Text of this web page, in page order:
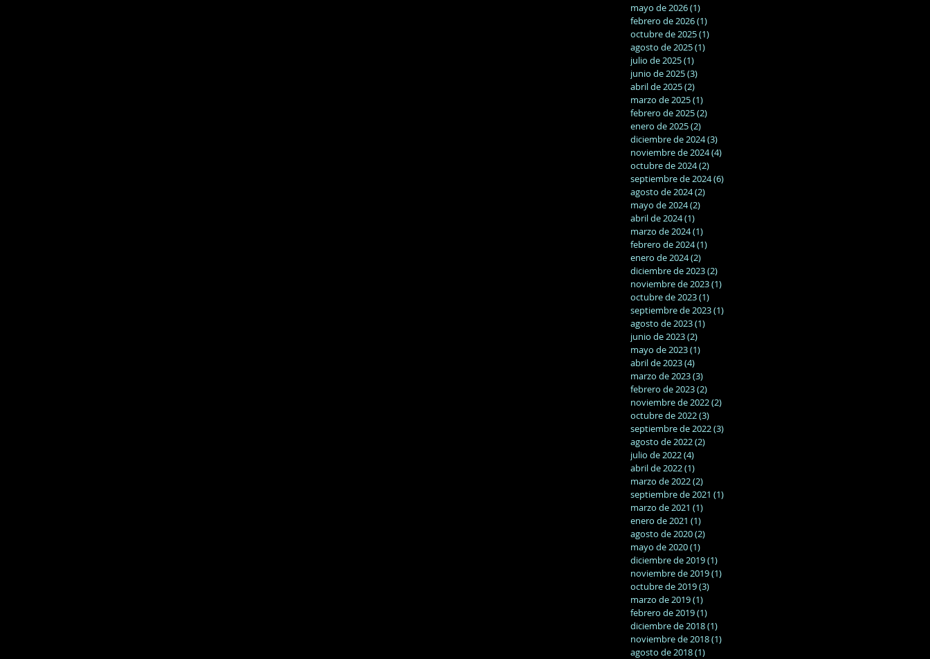
mayo de 2026(1)
febrero de 2026(1)
octubre de 2025(1)
agosto de 2025(1)
julio de 2025(1)
junio de 2025(3)
abril de 2025(2)
marzo de 2025(1)
febrero de 2025(2)
enero de 2025(2)
diciembre de 2024(3)
noviembre de 2024(4)
octubre de 2024(2)
septiembre de 2024(6)
agosto de 2024(2)
mayo de 2024(2)
abril de 2024(1)
marzo de 2024(1)
febrero de 2024(1)
enero de 2024(2)
diciembre de 2023(2)
noviembre de 2023(1)
octubre de 2023(1)
septiembre de 2023(1)
agosto de 2023(1)
junio de 2023(2)
mayo de 2023(1)
abril de 2023(4)
marzo de 2023(3)
febrero de 2023(2)
noviembre de 2022(2)
octubre de 2022(3)
septiembre de 2022(3)
agosto de 2022(2)
julio de 2022(4)
abril de 2022(1)
marzo de 2022(2)
septiembre de 2021 (1)
marzo de 2021 (1)
enero de 2021 (1)
agosto de 2020(2)
mayo de 2020(1)
diciembre de 2019(1)
noviembre de 2019(1)
octubre de 2019(3)
marzo de 2019(1)
febrero de 2019(1)
diciembre de 2018(1)
noviembre de 2018(1)
agosto de 2018(1)